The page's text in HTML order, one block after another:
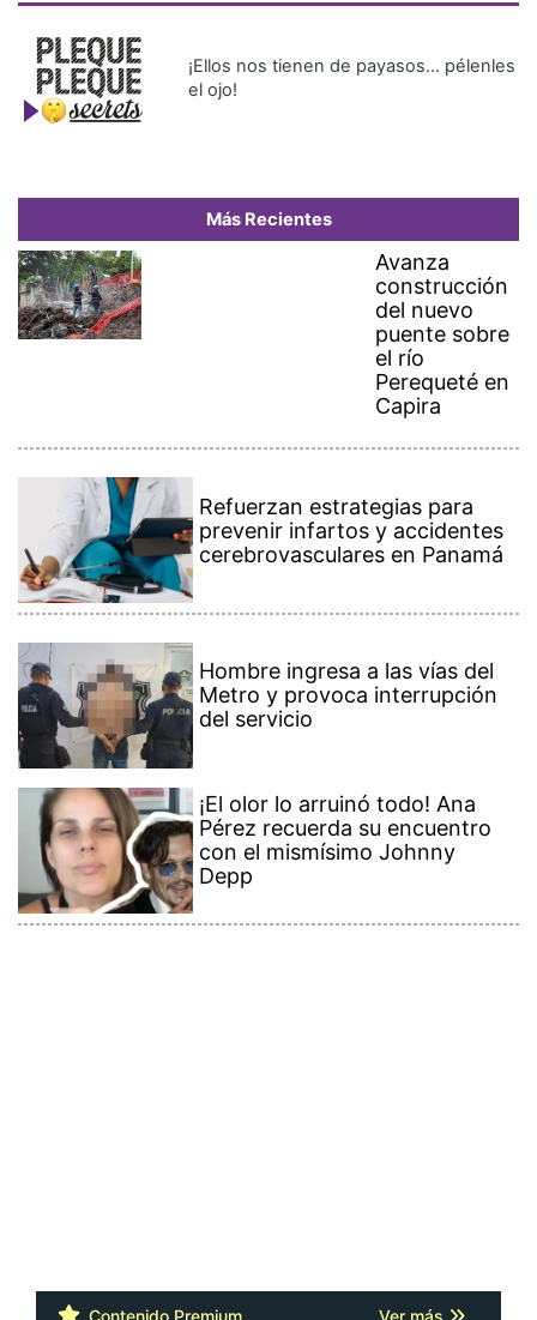
el ojo!
Más Recientes
Avanza
construcción
del nuevo
puente sobre
el río
Perequeté en
Capira
prevenir infartos y accidentes
cerebrovasculares en Panamá
Metro y provoca interrupción
del servicio
Pérez recuerda su encuentro
con el mismísimo Johnny
Depp
Contenido Premium Ver más